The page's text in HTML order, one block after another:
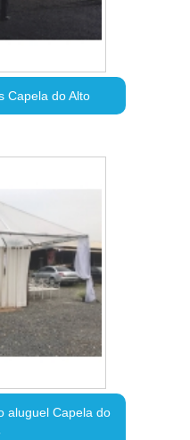
Capela do Alto
aluguel Capela do